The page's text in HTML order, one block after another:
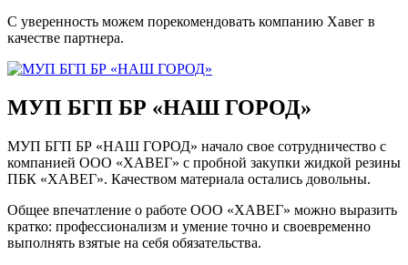
С уверенность можем порекомендовать компанию Хавег в
качестве партнера.
МУП БГП БР «НАШ ГОРОД»
МУП БГП БР «НАШ ГОРОД» начало свое сотрудничество с
компанией ООО «ХАВЕГ» с пробной закупки жидкой резины
ПБК «ХАВЕГ». Качеством материала остались довольны.
Общее впечатление о работе ООО «ХАВЕГ» можно выразить
кратко: профессионализм и умение точно и своевременно
выполнять взятые на себя обязательства.